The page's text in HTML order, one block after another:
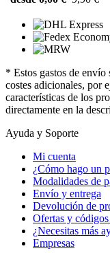
* Estos gastos de envío
costes adicionales, por
características de los
directamente en la
Ayuda y Soporte
Mi cuenta
¿Cómo hago un
Modalidades de
Envío y entrega
Devolución de
Ofertas y
¿Necesitas más
Empresas